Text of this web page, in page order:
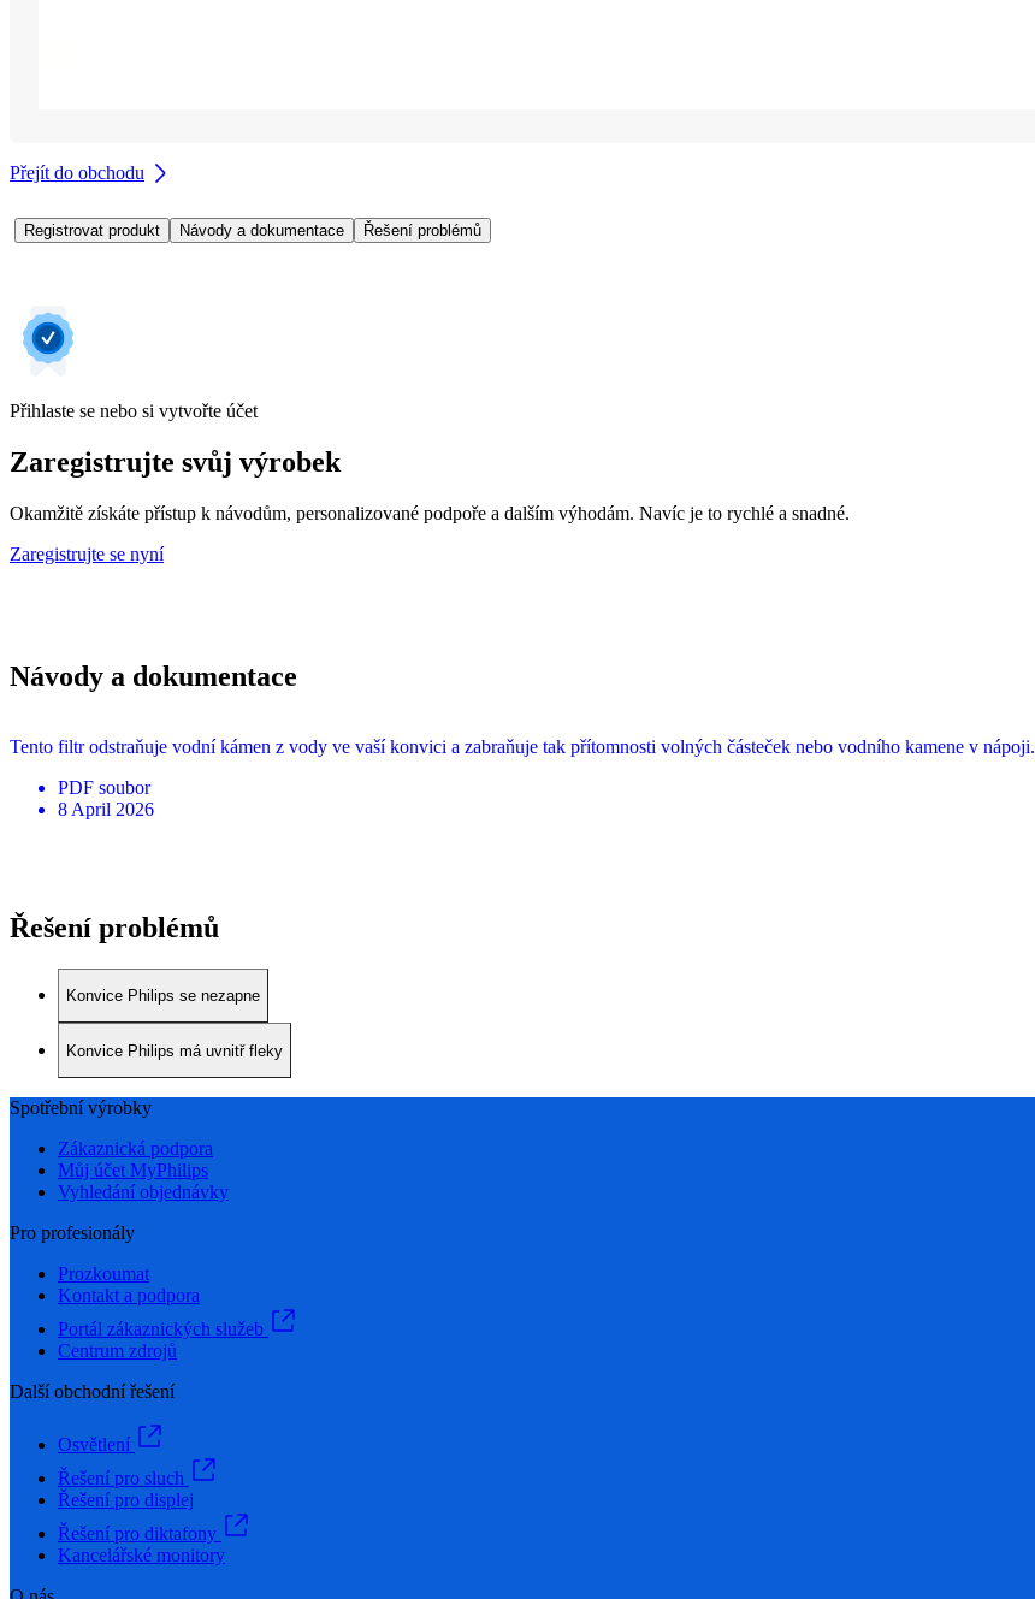
Přejít do obchodu
Registrovat produkt Návody a dokumentace Řešení problémů
Přihlaste se nebo si vytvořte účet
Zaregistrujte svůj výrobek
Okamžitě získáte přístup k návodům, personalizované podpoře a dalším výhodám. Navíc je to rychlé a snadné.
Zaregistrujte se nyní
Návody a dokumentace
Tento filtr odstraňuje vodní kámen z vody ve vaší konvici a zabraňuje tak přítomnosti volných částeček nebo vodního kamene v nápoji.
PDF soubor
8 April 2026
Řešení problémů
Konvice Philips se nezapne
Konvice Philips má uvnitř fleky
Spotřební výrobky
Zákaznická podpora
Můj účet MyPhilips
Vyhledání objednávky
Pro profesionály
Prozkoumat
Kontakt a podpora
Portál zákaznických služeb
Centrum zdrojů
Další obchodní řešení
Osvětlení
Řešení pro sluch
Řešení pro displej
Řešení pro diktafony
Kancelářské monitory